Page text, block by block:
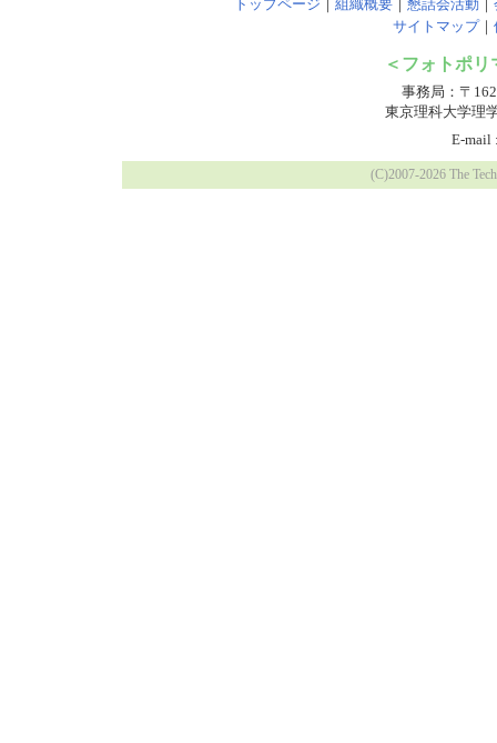
トップページ 組織概要｜ 懇話会活動
サイトマップ｜
＜フォトポ
事務局：〒
東京理科大学理
E-mail
(C)2007-2026 The